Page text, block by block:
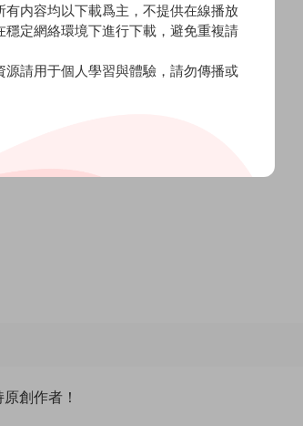
創作者！
有内容均以下載爲主，不提供在線播放
穩定網絡環境下進行下載，避免重複請
源請用于個人學習與體驗，請勿傳播或